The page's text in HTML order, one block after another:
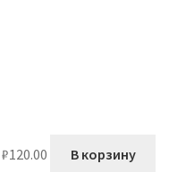
₽120.00 В корзину